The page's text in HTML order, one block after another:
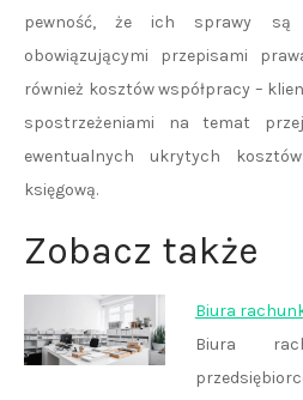
pewność, że ich sprawy są
obowiązującymi przepisami
również kosztów współpracy –
spostrzeżeniami na temat
ewentualnych ukrytych
księgową.
Zobacz także
Biura
Biura